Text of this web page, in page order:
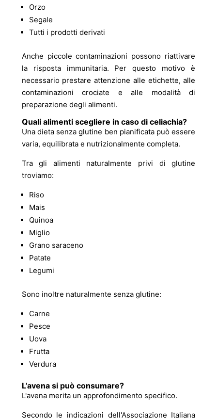
Orzo
Segale
Tutti i prodotti derivati
Anche piccole contaminazioni possono riattivare
la risposta immunitaria. Per questo motivo è
necessario prestare attenzione alle etichette, alle
contaminazioni crociate e alle modalità di
preparazione degli alimenti.
Quali alimenti scegliere in caso di celiachia?
Una dieta senza glutine ben pianificata può essere
varia, equilibrata e nutrizionalmente completa.
Tra gli alimenti naturalmente privi di glutine
troviamo:
Riso
Mais
Quinoa
Miglio
Grano saraceno
Patate
Legumi
Sono inoltre naturalmente senza glutine:
Carne
Pesce
Uova
Frutta
Verdura
L’avena si può consumare?
L'avena merita un approfondimento specifico.
Secondo le indicazioni dell'Associazione Italiana